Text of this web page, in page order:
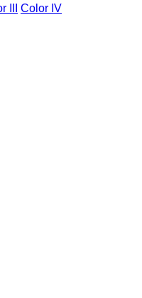
III Color IV